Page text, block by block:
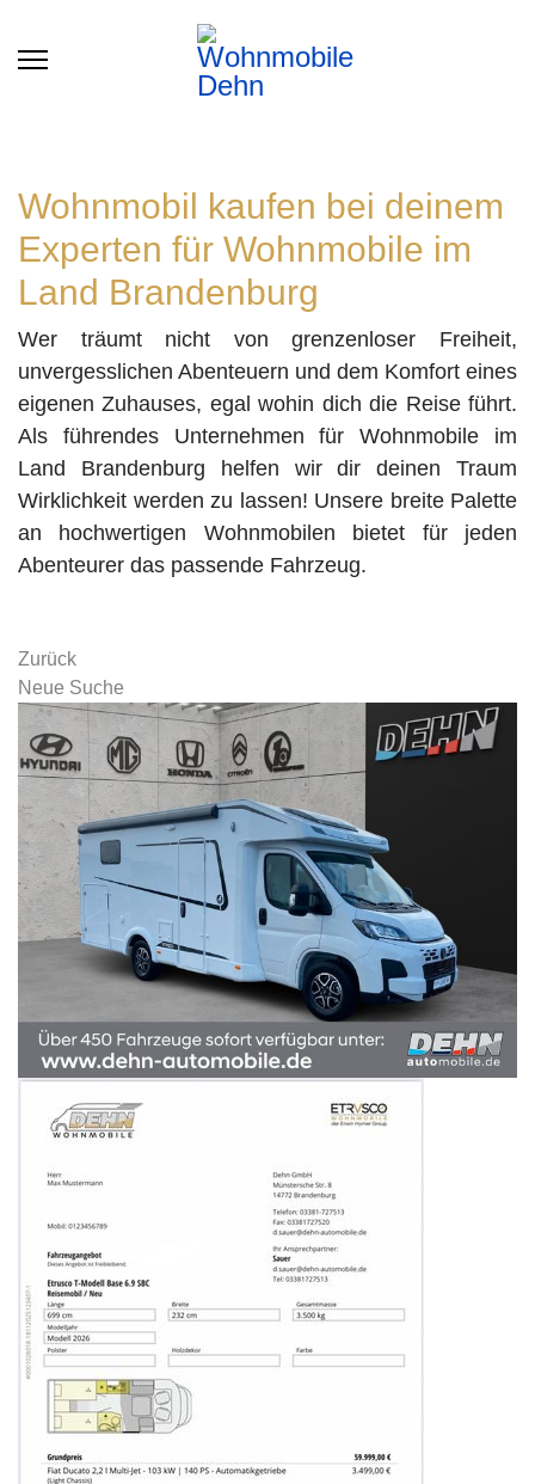
Wohnmobil kaufen bei deinem
Experten für Wohnmobile im
Land Brandenburg
Wer träumt nicht von grenzenloser Freiheit,
unvergesslichen Abenteuern und dem Komfort eines
eigenen Zuhauses, egal wohin dich die Reise führt.
Als führendes Unternehmen für Wohnmobile im
Land Brandenburg helfen wir dir deinen Traum
Wirklichkeit werden zu lassen! Unsere breite Palette
an hochwertigen Wohnmobilen bietet für jeden
Abenteurer das passende Fahrzeug.
Zurück
Neue Suche